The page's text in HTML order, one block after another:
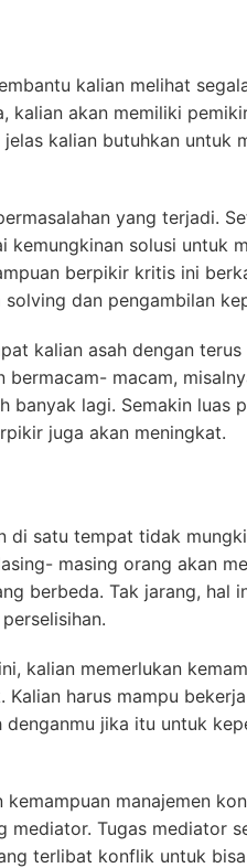
kalian melihat
kalian akan memiliki
kalian butuhkan untuk
yang terjadi.
kemungkinan solusi untuk
berpikir kritis ini
dan pengambilan
kalian asah dengan terus
bermacam- macam,
banyak lagi. Semakin luas
juga akan meningkat.
di satu tempat tidak
masing orang akan
berbeda. Tak jarang, hal
kalian memerlukan
harus mampu
jika itu untuk
manajemen
mediator. Tugas mediator
terlibat konflik untuk